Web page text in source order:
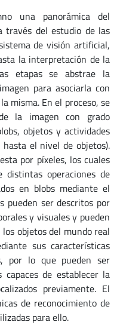
una panorámica del
través del estudio de las
de visión artificial,
la interpretación de la
etapas se abstrae la
para asociarla con
misma. En el proceso, se
la imagen con grado
objetos y actividades
el nivel de objetos).
por píxeles, los cuales
distintas operaciones de
en blobs mediante el
pueden ser descritos por
y visuales y pueden
objetos del mundo real
sus características
por lo que pueden ser
de establecer la
previamente. El
de reconocimiento de
para ello.